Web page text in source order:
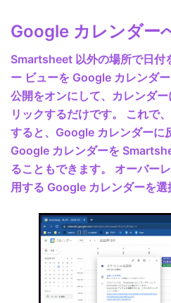
Google カレンダー
Smartsheet 以外の場所で日付
ー ビューを Google カレンダー
公開をオンにして、カレンダ
リックするだけです。 これで
すると、Google カレンダーに
Google カレンダーを
ることもできます。 オーバー
用する Google カレンダーを選